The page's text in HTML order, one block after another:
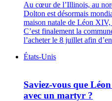
Au cœur de l’Illinois, au
Dolton est désormais
maison natale de Léon
C’est finalement la
l’acheter le 8 juillet afin
États-Unis
Saviez-vous que
avec un martyr ?